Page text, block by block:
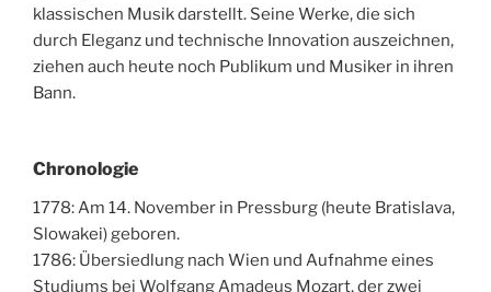
klassischen Musik darstellt. Seine Werke, die sich
durch Eleganz und technische Innovation auszeichnen,
ziehen auch heute noch Publikum und Musiker in ihren
Bann.
Chronologie
1778: Am 14. November in Pressburg (heute Bratislava,
Slowakei) geboren.
1786: Übersiedlung nach Wien und Aufnahme eines
Studiums bei Wolfgang Amadeus Mozart, der zwei